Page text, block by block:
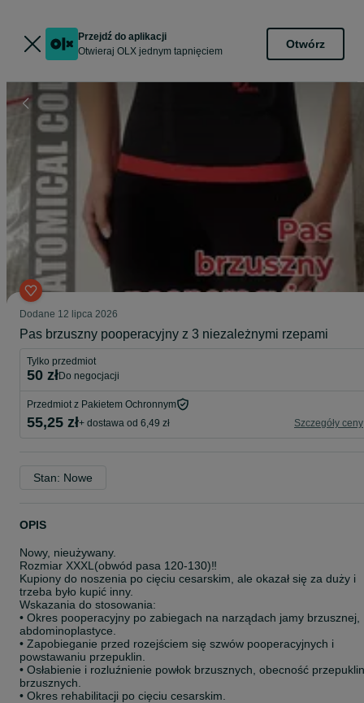
Przejdź do aplikacji
Otwieraj OLX jednym tapnięciem
Otwórz
Dodane 12 lipca 2026
Pas brzuszny pooperacyjny z 3 niezależnymi rzepami
Tylko przedmiot
50 zł do negocjacji
Przedmiot z Pakietem Ochronnym
55,25 zł+ dostawa od 6,49 zł Szczegóły ceny
Stan: Nowe
OPIS
Nowy, nieużywany.
Rozmiar XXXL(obwód pasa 120-130)‼️
Kupiony do noszenia po cięciu cesarskim, ale okazał się za duży i
trzeba było kupić inny.
Wskazania do stosowania:
• Okres pooperacyjny po zabiegach na narządach jamy brzusznej,
abdominoplastyce.
• Zapobieganie przed rozejściem się szwów pooperacyjnych i
powstawaniu przepuklin.
• Osłabienie i rozluźnienie powłok brzusznych, obecność przepuklin
brzusznych.
• Okres rehabilitacji po cięciu cesarskim.